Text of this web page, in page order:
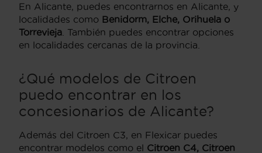
En Alicante, puedes encontrarnos en Alicante, y
localidades como Benidorm, Elche, Orihuela o
Torrevieja . También puedes encontrar opciones
en localidades cercanas de la provincia.
¿Qué modelos de Citroen
puedo encontrar en los
concesionarios de Alicante?
Además del Citroen C3, en Flexicar puedes
encontrar modelos como el Citroen C4, Citroen